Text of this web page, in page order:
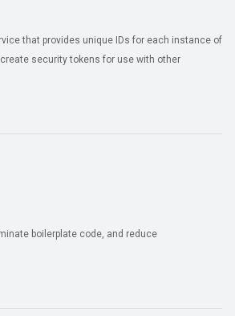
that provides unique IDs for each instance of
security tokens for use with other
boilerplate code, and reduce